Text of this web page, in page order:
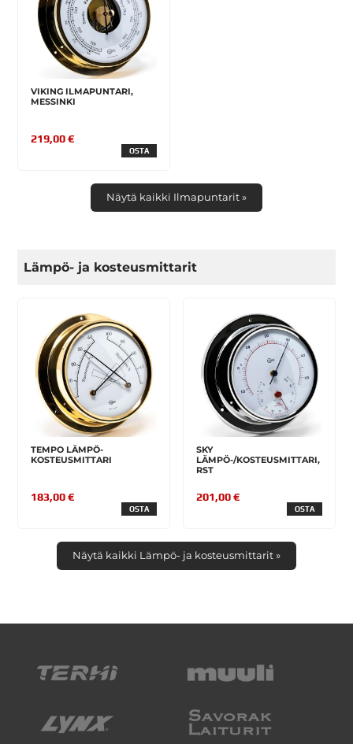
VIKING ILMAPUNTARI,
MESSINKI
219,00 €
OSTA
Näytä kaikki Ilmapuntarit »
Lämpö- ja kosteusmittarit
TEMPO LÄMPÖ-
KOSTEUSMITTARI
183,00 €
OSTA
SKY
LÄMPÖ-/KOSTEUSMITTARI,
RST
201,00 €
OSTA
Näytä kaikki Lämpö- ja kosteusmittarit »